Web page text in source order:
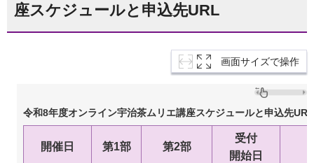
座スケジュールと申込先URL
画面サイズで操作
令和8年度オンライン宇治茶ムリエ講座スケジュールと申込先URL
開催日 第1部 第2部
受付
開始日